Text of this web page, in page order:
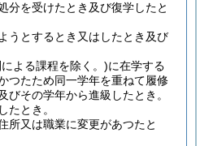
分を受けたとき及び復学したと
うとするとき又はしたとき及び
よる課程を除く。)に在学する
つたため同一学年を重ねて履修
びその学年から進級したとき。
たとき。
所又は職業に変更があつたと